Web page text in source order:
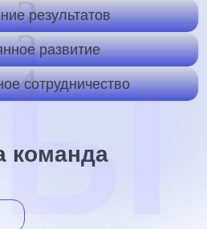
2
результатов
3развитие
4
сотрудничество
команда